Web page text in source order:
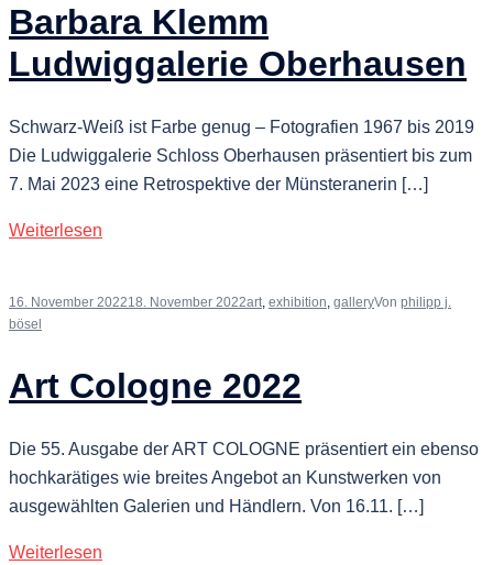
Barbara Klemm
Ludwiggalerie Oberhausen
Schwarz-Weiß ist Farbe genug – Fotografien 1967 bis 2019
Die Ludwiggalerie Schloss Oberhausen präsentiert bis zum
7. Mai 2023 eine Retrospektive der Münsteranerin […]
Weiterlesen
16. November 202218. November 2022art, exhibition, galleryVon philipp j.
bösel
Art Cologne 2022
Die 55. Ausgabe der ART COLOGNE präsentiert ein ebenso
hochkarätiges wie breites Angebot an Kunstwerken von
ausgewählten Galerien und Händlern. Von 16.11. […]
Weiterlesen